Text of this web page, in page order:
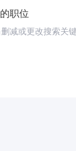
职位
减或更改搜索关